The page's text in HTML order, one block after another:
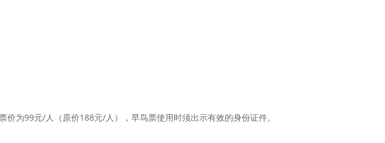
为99元/人（原价188元/人），早鸟票使用时须出示有效的身份证件。